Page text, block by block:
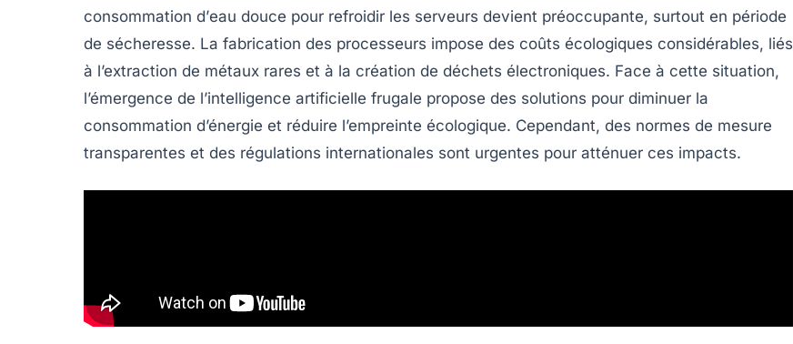
consommation d’eau douce pour refroidir les serveurs devient préoccupante, surtout en période
de sécheresse. La fabrication des processeurs impose des coûts écologiques considérables, liés
à l’extraction de métaux rares et à la création de déchets électroniques. Face à cette situation,
l’émergence de l’intelligence artificielle frugale propose des solutions pour diminuer la
consommation d’énergie et réduire l’empreinte écologique. Cependant, des normes de mesure
transparentes et des régulations internationales sont urgentes pour atténuer ces impacts.